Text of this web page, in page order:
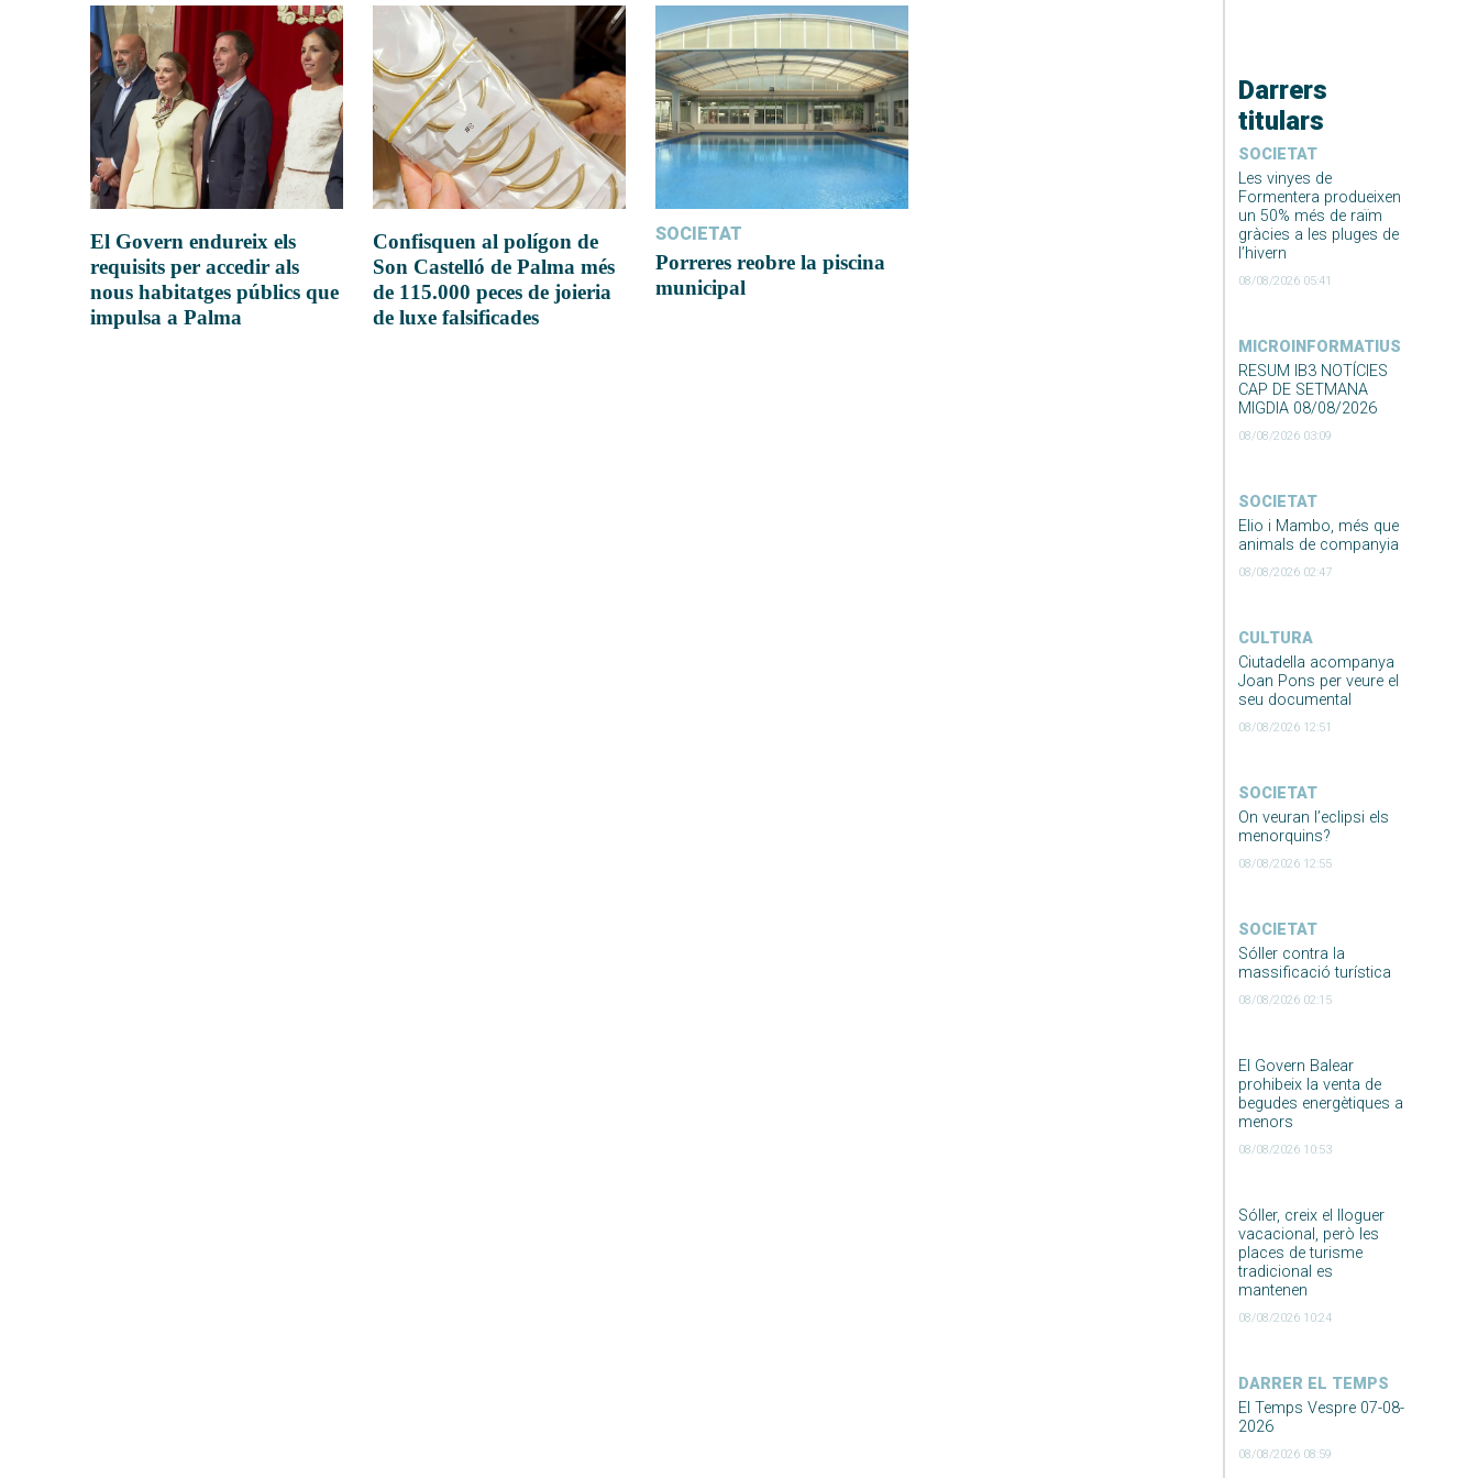
Darrers
titulars
SOCIETAT
Les vinyes de
Formentera produeixen
un 50% més de raïm
gràcies a les pluges de
l’hivern
08/08/2026 05:41
MICROINFORMATIUS
RESUM IB3 NOTÍCIES
CAP DE SETMANA
MIGDIA 08/08/2026
08/08/2026 03:09
SOCIETAT
Elio i Mambo, més que
animals de companyia
08/08/2026 02:47
CULTURA
Ciutadella acompanya
Joan Pons per veure el
seu documental
08/08/2026 12:51
SOCIETAT
On veuran l’eclipsi els
menorquins?
08/08/2026 12:55
SOCIETAT
Sóller contra la
massificació turística
08/08/2026 02:15
El Govern Balear
prohibeix la venta de
begudes energètiques a
menors
08/08/2026 10:53
Sóller, creix el lloguer
vacacional, però les
places de turisme
tradicional es
mantenen
08/08/2026 10:24
DARRER EL TEMPS
El Temps Vespre 07-08-
2026
08/08/2026 08:59
El Govern endureix els
requisits per accedir als
nous habitatges públics que
impulsa a Palma
Confisquen al polígon de
Son Castelló de Palma més
de 115.000 peces de joieria
de luxe falsificades
SOCIETAT
Porreres reobre la piscina
municipal